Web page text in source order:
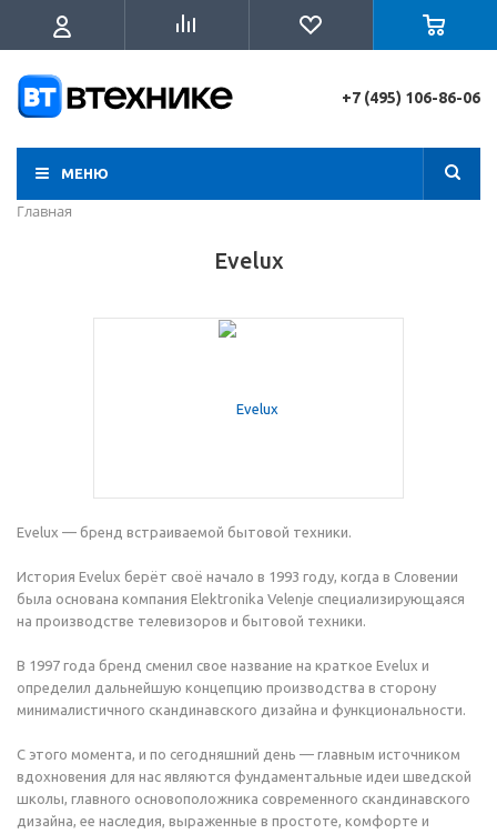
+7 (495) 106-86-06
МЕНЮ
Главная
Evelux
Evelux — бренд встраиваемой бытовой техники.
История Evelux берёт своё начало в 1993 году, когда в Словении
была основана компания Elektronika Velenje специализирующаяся
на производстве телевизоров и бытовой техники.
В 1997 года бренд сменил свое название на краткое Evelux и
определил дальнейшую концепцию производства в сторону
минималистичного скандинавского дизайна и функциональности.
С этого момента, и по сегодняшний день — главным источником
вдохновения для нас являются фундаментальные идеи шведской
школы, главного основоположника современного скандинавского
дизайна, ее наследия, выраженные в простоте, комфорте и